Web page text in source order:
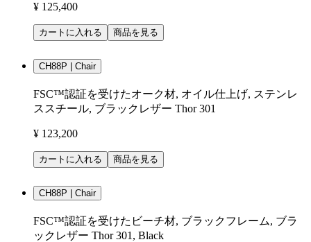
¥ 125,400
カートに入れる 商品を見る
CH88P | Chair
FSC™認証を受けたオーク材, オイル仕上げ, ステンレ
ススチール, ブラックレザー Thor 301
¥ 123,200
カートに入れる 商品を見る
CH88P | Chair
FSC™認証を受けたビーチ材, ブラックフレーム, ブラ
ックレザー Thor 301, Black